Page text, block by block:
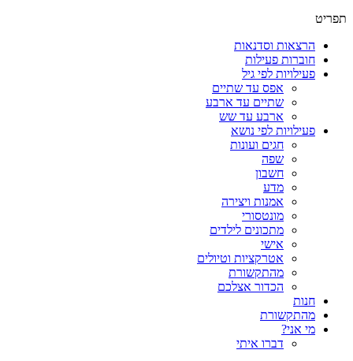
תפריט
הרצאות וסדנאות
חוברות פעילות
פעילויות לפי גיל
אפס עד שתיים
שתיים עד ארבע
ארבע עד שש
פעילויות לפי נושא
חגים ועונות
שפה
חשבון
מדע
אמנות ויצירה
מונטסורי
מתכונים לילדים
אישי
אטרקציות וטיולים
מהתקשורת
הכדור אצלכם
חנות
מהתקשורת
מי אני?
דברו איתי